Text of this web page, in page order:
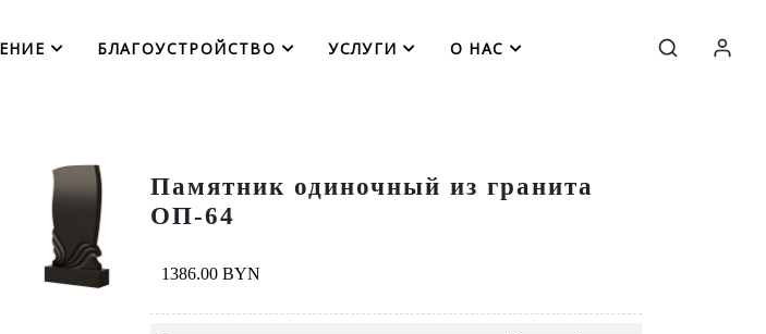
БЛАГОУСТРОЙСТВО УСЛУГИ О НАС
Памятник одиночный из гранита
ОП-64
1386.00 BYN